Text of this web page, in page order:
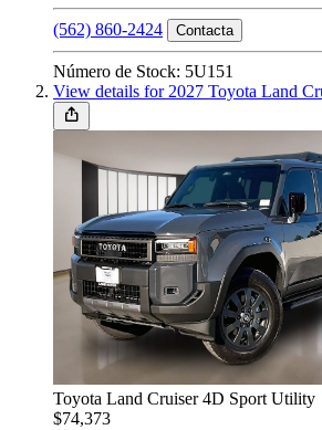
Tamaño
Fuel Type
Marca y modelo
Características
(562) 860-2424 Contacta
Número de Stock: 5U151
View details for 2027 Toyota Land
Toyota Land Cruiser 4D Sport Utility
$74,373